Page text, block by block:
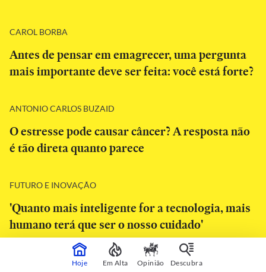
CAROL BORBA
Antes de pensar em emagrecer, uma pergunta
mais importante deve ser feita: você está forte?
ANTONIO CARLOS BUZAID
O estresse pode causar câncer? A resposta não
é tão direta quanto parece
FUTURO E INOVAÇÃO
'Quanto mais inteligente for a tecnologia, mais
humano terá que ser o nosso cuidado'
Hoje Em Alta Opinião Descubra